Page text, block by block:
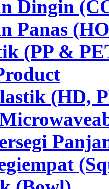
Dingin
Panas
(PP &
(HD,